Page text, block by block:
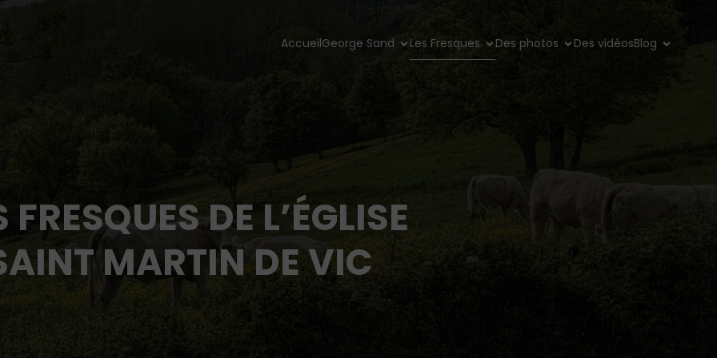
AccueilGeorge Sand Les Fresques Des photos Des vidéosBlog
FRESQUES DE L’ÉGLISE
MARTIN DE VIC